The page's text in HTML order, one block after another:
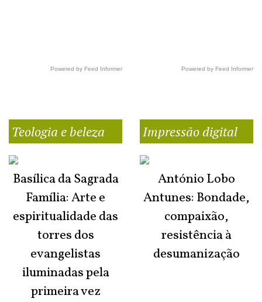
Powered by Feed Informer Powered by Feed Informer
Teologia e beleza
Basílica da Sagrada
Família: Arte e
espiritualidade das
torres dos
evangelistas
iluminadas pela
primeira vez
Impressão digital
António Lobo
Antunes: Bondade,
compaixão,
resistência à
desumanização